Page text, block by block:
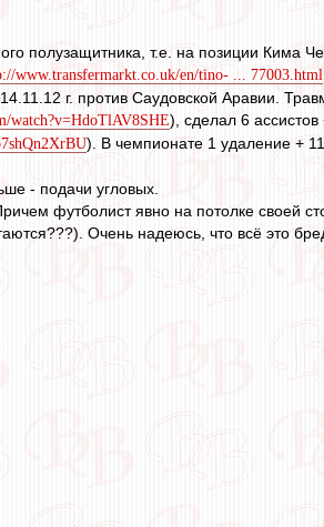
полузащитника, т.е. на позиции Кима
www.transfermarkt.co.uk/en/tino- ... 77003.html
г. против Саудовской Аравии.
watch?v=HdoTlAV8SHE), сделал 6
). В чемпионате 1 удаление +
- подачи угловых.
футболист явно на потолке своей
Очень надеюсь, что всё это